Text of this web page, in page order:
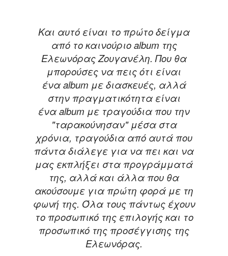
Και αυτό είναι το πρώτο δείγμα
από το καινούριοalbum της
Ελεωνόρας Ζουγανέλη. Που θα
μπορούσες να πεις ότι είναι
έναalbum με διασκευές, αλλά
στην πραγματικότητα είναι
έναalbum με τραγούδια που την
"ταρακούνησαν" μέσα στα
χρόνια, τραγούδια από αυτά που
πάντα διάλεγε για να πει και να
μας εκπλήξει στα προγράμματά
της, αλλά και άλλα που θα
ακούσουμε για πρώτη φορά με τη
φωνή της. Όλα τους πάντως έχουν
το προσωπικό της επιλογής και το
προσωπικό της προσέγγισης της
Ελεωνόρας.